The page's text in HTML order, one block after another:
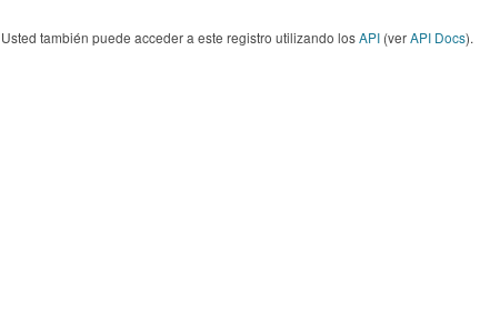
Usted también puede acceder a este registro utilizando losAPI (verAPI Docs).